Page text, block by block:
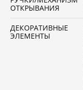
ОТКРЫВАНИЯ
ДЕКОРАТИВНЫЕ
ЭЛЕМЕНТЫ